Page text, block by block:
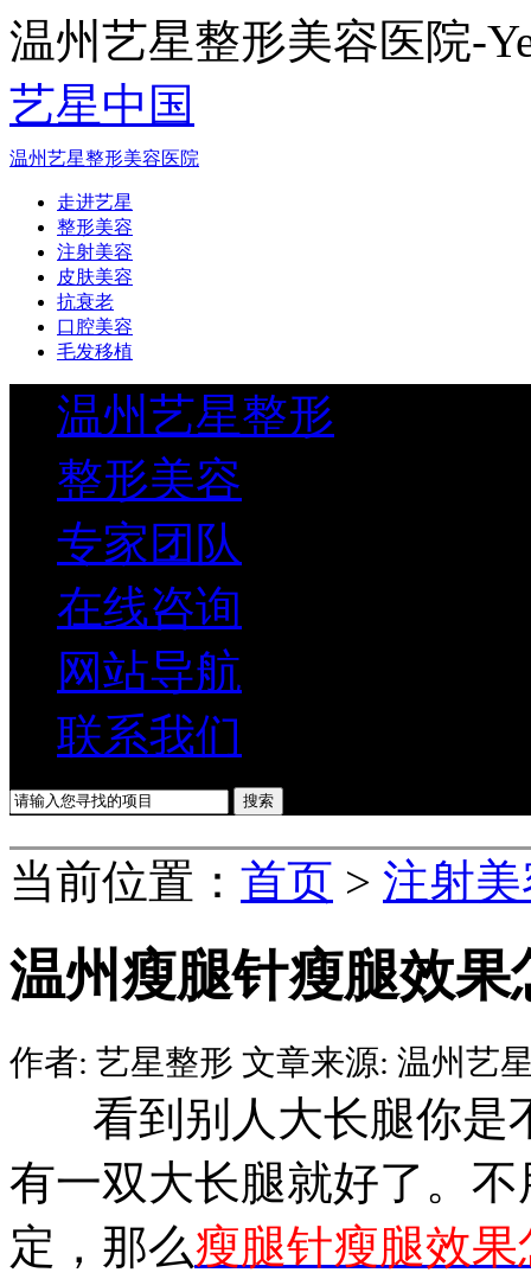
温州艺星整形美容医院-
艺星中国
温州艺星整形美容医院
走进艺星
整形美容
注射美容
皮肤美容
抗衰老
口腔美容
毛发移植
温州艺星整形
整形美容
专家团队
在线咨询
网站导航
联系我们
当前位置： 首页 > 注射
温州瘦腿针瘦腿效果
作者: 艺星整形 文章来源: 温州艺
看到别人大长腿你是
有一双大长腿就好了。
定，那么瘦腿针瘦腿效